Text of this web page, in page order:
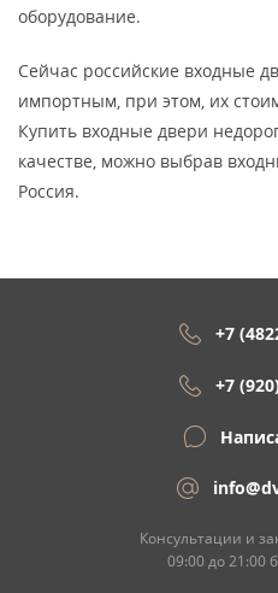
оборудование.
Сейчас российские входные
импортным, при этом, их
Купить входные двери
качестве, можно выбрав
Россия.
+7
+7
Консультации и
09:00 до 21:00